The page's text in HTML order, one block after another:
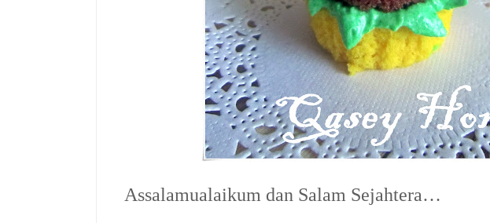
Assalamualaikum dan Salam Sejahtera…